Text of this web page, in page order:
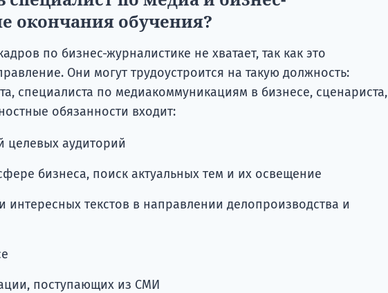
окончания обучения?
по бизнес-журналистике не хватает, так как это
Они могут трудоустроится на такую должность:
специалиста по медиакоммуникациям в бизнесе, сценариста,
обязанности входит:
целевых аудиторий
бизнеса, поиск актуальных тем и их освещение
интересных текстов в направлении делопроизводства и
поступающих из СМИ